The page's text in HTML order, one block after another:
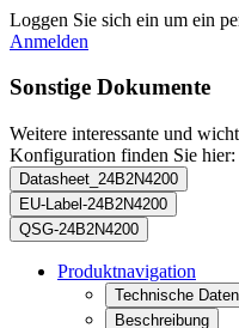
Loggen Sie sich ein um ein
Anmelden
Sonstige Dokumente
Weitere interessante und
Konfiguration finden Sie hier:
Datasheet_24B2N4200
EU-Label-24B2N4200
QSG-24B2N4200
Produktnavigation
Technische Daten
Beschreibung